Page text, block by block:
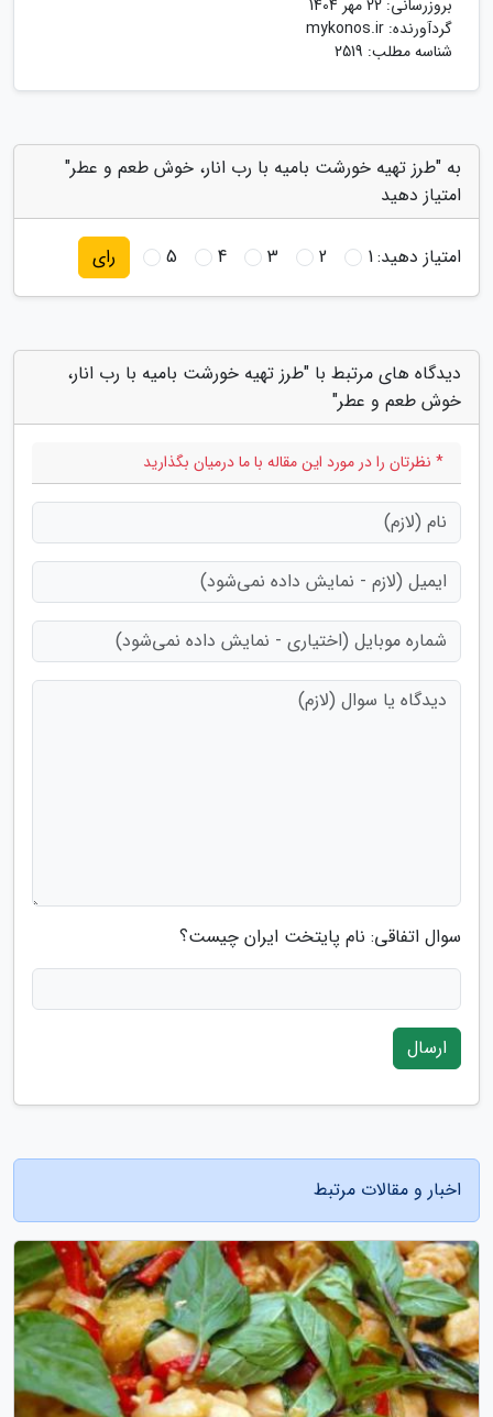
بروزرسانی: 22 مهر 1404
گردآورنده: mykonos.ir
شناسه مطلب: 2519
به "طرز تهیه خورشت بامیه با رب انار، خوش طعم و عطر"
امتیاز دهید
امتیاز دهید:1
2
3
4
5 رای
دیدگاه های مرتبط با "طرز تهیه خورشت بامیه با رب انار،
خوش طعم و عطر"
* نظرتان را در مورد این مقاله با ما درمیان بگذارید
سوال اتفاقی: نام پایتخت ایران چیست؟
ارسال
اخبار و مقالات مرتبط